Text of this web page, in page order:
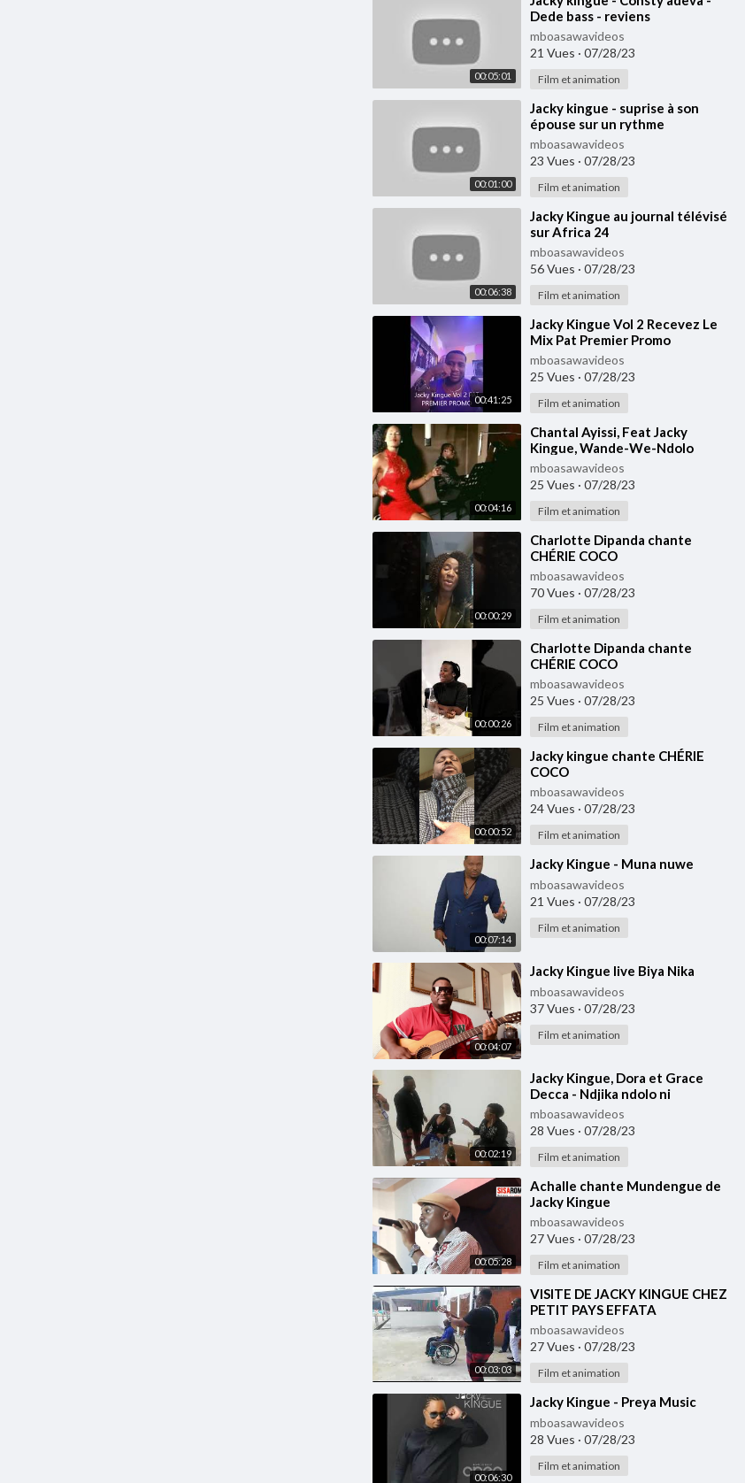
00:05:01
Dede bass - reviens
mboasawavideos
21 Vues · 07/28/23
Film et animation
00:01:00
⁣Jacky kingue - suprise à son
épouse sur un rythme
d'ambassybé
mboasawavideos
23 Vues · 07/28/23
Film et animation
00:06:38
⁣Jacky Kingue au journal télévisé
sur Africa 24
mboasawavideos
56 Vues · 07/28/23
Film et animation
00:41:25
⁣Jacky Kingue Vol 2 Recevez Le
Mix Pat Premier Promo
mboasawavideos
25 Vues · 07/28/23
Film et animation
00:04:16
⁣Chantal Ayissi, Feat Jacky
Kingue, Wande-We-Ndolo
mboasawavideos
25 Vues · 07/28/23
Film et animation
00:00:29
⁣Charlotte Dipanda chante
CHÉRIE COCO
mboasawavideos
70 Vues · 07/28/23
Film et animation
00:00:26
⁣Charlotte Dipanda chante
CHÉRIE COCO
mboasawavideos
25 Vues · 07/28/23
Film et animation
00:00:52
⁣Jacky kingue chante CHÉRIE
COCO
mboasawavideos
24 Vues · 07/28/23
Film et animation
00:07:14
⁣Jacky Kingue - Muna nuwe
mboasawavideos
21 Vues · 07/28/23
Film et animation
00:04:07
⁣Jacky Kingue live Biya Nika
mboasawavideos
37 Vues · 07/28/23
Film et animation
00:02:19
⁣Jacky Kingue, Dora et Grace
Decca - Ndjika ndolo ni
mboasawavideos
28 Vues · 07/28/23
Film et animation
00:05:28
⁣Achalle chante Mundengue de
Jacky Kingue
mboasawavideos
27 Vues · 07/28/23
Film et animation
00:03:03
⁣VISITE DE JACKY KINGUE CHEZ
PETIT PAYS EFFATA
mboasawavideos
27 Vues · 07/28/23
Film et animation
00:06:30
⁣Jacky Kingue - Preya Music
mboasawavideos
28 Vues · 07/28/23
Film et animation